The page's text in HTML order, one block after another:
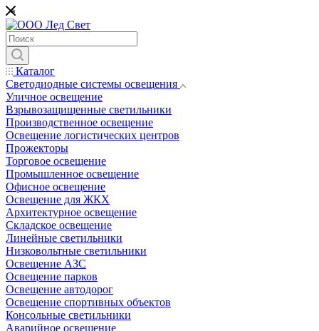
Каталог
Светодиодные системы освещения
Уличное освещение
Взрывозащищенные светильники
Производственное освещение
Освещение логистических центров
Прожекторы
Торговое освещение
Промышленное освещение
Офисное освещение
Освещение для ЖКХ
Архитектурное освещение
Складское освещение
Линейные светильники
Низковольтные светильники
Освещение АЗС
Освещение парков
Освещение автодорог
Освещение спортивных объектов
Консольные светильники
Аварийное освещение
*